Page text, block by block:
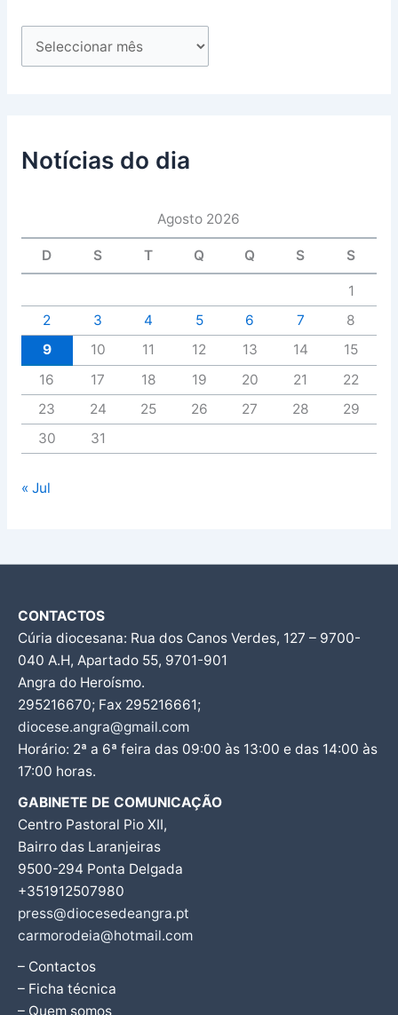
Notícias do dia
Agosto 2026
D S T Q Q S S
1
2
3 4 5 6 7
8
9
10 11 12 13 14
15
16
17 18 19 20 21
22
23
24 25 26 27 28
29
30
31
« Jul
CONTACTOS
Cúria diocesana: Rua dos Canos Verdes, 127 – 9700-
040 A.H, Apartado 55, 9701-901
Angra do Heroísmo.
295216670; Fax 295216661;
diocese.angra@gmail.com
Horário: 2ª a 6ª feira das 09:00 às 13:00 e das 14:00 às
17:00 horas.
GABINETE DE COMUNICAÇÃO
Centro Pastoral Pio XII,
Bairro das Laranjeiras
9500-294 Ponta Delgada
+351912507980
press@diocesedeangra.pt
carmorodeia@hotmail.com
– Contactos
– Ficha técnica
– Quem somos